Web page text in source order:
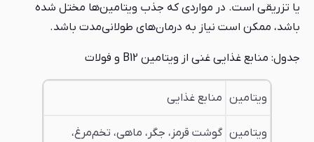
یا تزریقی است. در مواردی که جذب ویتامین‌ها مختل شده
باشد، ممکن است نیاز به درمان‌های طولانی‌مدت باشد.
جدول: منابع غذایی غنی از ویتامین B12 و فولات
ویتامین منابع غذایی
ویتامین گوشت قرمز، جگر، ماهی، تخم‌مرغ،